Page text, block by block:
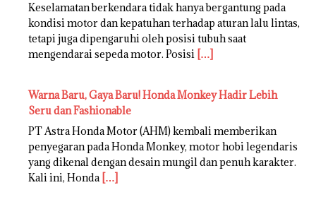
Keselamatan berkendara tidak hanya bergantung pada
kondisi motor dan kepatuhan terhadap aturan lalu lintas,
tetapi juga dipengaruhi oleh posisi tubuh saat
mengendarai sepeda motor. Posisi […]
Warna Baru, Gaya Baru! Honda Monkey Hadir Lebih
Seru dan Fashionable
PT Astra Honda Motor (AHM) kembali memberikan
penyegaran pada Honda Monkey, motor hobi legendaris
yang dikenal dengan desain mungil dan penuh karakter.
Kali ini, Honda […]